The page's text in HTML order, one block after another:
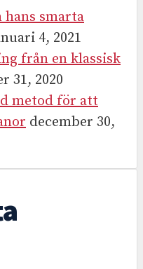
smarta
4, 2021
från en klassisk
31, 2020
metod för att
december 30,